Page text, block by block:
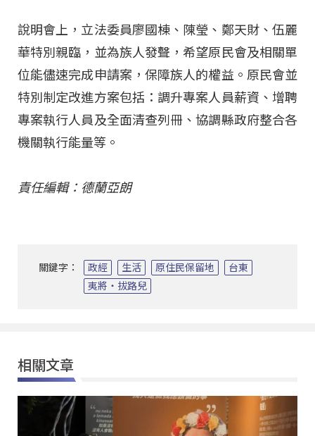
說明會上，立法委員廖國棟、陳瑩、鄭天財、伍麗
華特別親臨，並為族人發聲，希望原民會及相關單
位能儘速完成申請案，保障族人的權益。原民會並
特別制定改進方案包括：調升專案人員薪資、增聘
專案執行人員及全面清查列冊、協調縣政府整合各
機關執行能量等。
責任編輯：德蘭亞朗
關鍵字： 政經 生活 原住民保留地
台東
夷將‧拔路兒
相關文章